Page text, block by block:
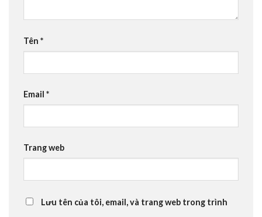
Tên *
Email *
Trang web
Lưu tên của tôi, email, và trang web trong trình